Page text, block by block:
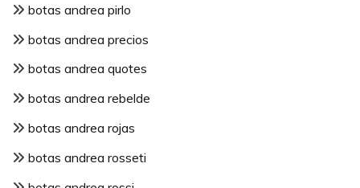
botas andrea pirlo
botas andrea precios
botas andrea quotes
botas andrea rebelde
botas andrea rojas
botas andrea rosseti